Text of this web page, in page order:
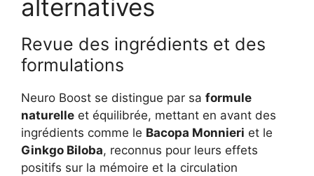
alternatives
Revue des ingrédients et des
formulations
Neuro Boost se distingue par sa formule
naturelle et équilibrée, mettant en avant des
ingrédients comme le Bacopa Monnieri et le
Ginkgo Biloba, reconnus pour leurs effets
positifs sur la mémoire et la circulation